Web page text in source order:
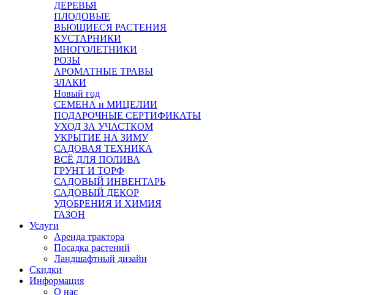
ДЕРЕВЬЯ
ПЛОДОВЫЕ
ВЬЮЩИЕСЯ РАСТЕНИЯ
КУСТАРНИКИ
МНОГОЛЕТНИКИ
РОЗЫ
АРОМАТНЫЕ ТРАВЫ
ЗЛАКИ
Новый год
СЕМЕНА и МИЦЕЛИИ
ПОДАРОЧНЫЕ СЕРТИФИКАТЫ
УХОД ЗА УЧАСТКОМ
УКРЫТИЕ НА ЗИМУ
САДОВАЯ ТЕХНИКА
ВСЁ ДЛЯ ПОЛИВА
ГРУНТ И ТОРФ
САДОВЫЙ ИНВЕНТАРЬ
САДОВЫЙ ДЕКОР
УДОБРЕНИЯ И ХИМИЯ
ГАЗОН
Услуги
Аренда трактора
Посадка растений
Ландшафтный дизайн
Скидки
Информация
О нас